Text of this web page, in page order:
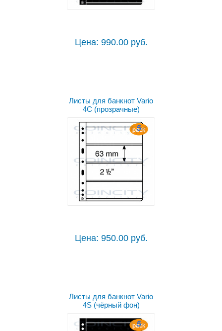
Цена: 990.00 руб.
Листы для банкнот Vario
4C (прозрачные)
Цена: 950.00 руб.
Листы для банкнот Vario
4S (чёрный фон)